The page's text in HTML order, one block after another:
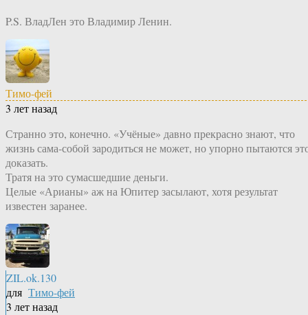
P.S. ВладЛен это Владимир Ленин.
Тимо-фей
3 лет назад
Странно это, конечно. «Учёные» давно прекрасно знают, что
жизнь сама-собой зародиться не может, но упорно пытаются
доказать.
Тратя на это сумасшедшие деньги.
Целые «Арианы» аж на Юпитер засылают, хотя результат
известен заранее.
ZIL.ok.130
для Тимо-фей
3 лет назад